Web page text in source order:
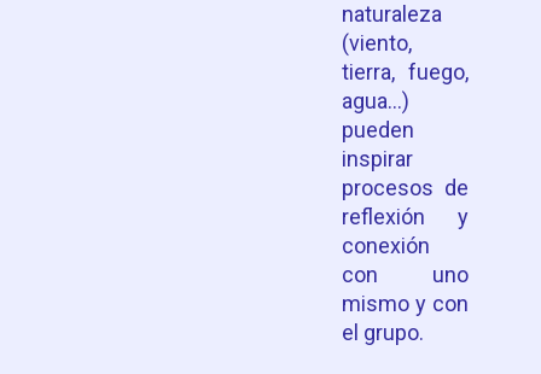
naturaleza
(viento,
tierra, fuego,
agua…)
pueden
inspirar
procesos de
reflexión y
conexión
con uno
mismo y con
el grupo.